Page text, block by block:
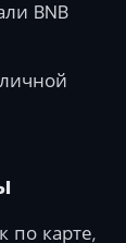
BNB
по карте,